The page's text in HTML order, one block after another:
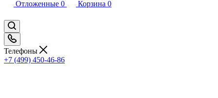
Отложенные 0 Корзина 0
Телефоны
+7 (499) 450-46-86